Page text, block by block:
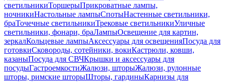
светильникиТоршерыПрикроватные лампы,
ночникиНастольные лампыСпотыНастенные светильники,
браТочечные светильникиТрековые светильникиУличные
светильники, фонари, браЛампыОсвещение для картин,
зеркалКольцевые лампыАксессуары для освещенияПосуда для
готовкиСковороды, сотейники, вокиКастрюли, ковши,
казаныПосуда для СВЧКрышки и аксессуары для
посудыГастроемкостиЖалюзи, шторыЖалюзи, рулонные
шторы, римские шторыШторы, гардиныКарнизы для